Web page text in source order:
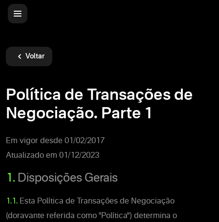
Voltar
Política de Transações de
Negociação. Parte 1
Em vigor desde 01/02/2017
Atualizado em 01/12/2023
1. Disposições Gerais
1.1. Esta Política de Transações de Negociação
(doravante referida como "Política") determina o